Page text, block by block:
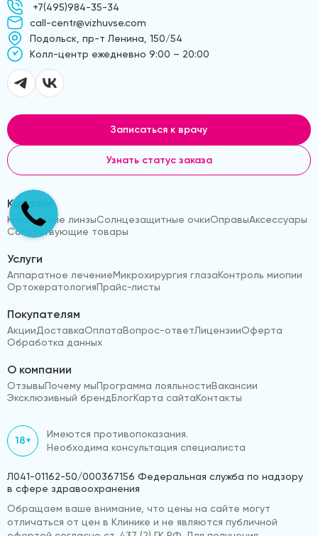
+7(495)984-35-34
call-centr@vizhuvse.com
Подольск, пр-т Ленина, 150/54
Kолл-центр ежедневно 9:00 – 20:00
Записаться к врачу
Узнать статус заказа
Каталог
Контактные линзыСолнцезащитные очкиОправыАксессуары
Сопутствующие товары
Услуги
Аппаратное лечениеМикрохирургия глазаКонтроль миопии
ОртокератологияПрайс-листы
Покупателям
АкцииДоставкаОплатаВопрос-ответЛицензииОферта
Обработка данных
О компании
ОтзывыПочему мыПрограмма лояльностиВакансии
Эксклюзивный брендБлогКарта сайтаКонтакты
18+
Имеются противопоказания.
Необходима консультация специалиста
Л041-01162-50/000367156 Федеральная служба по надзору
в сфере здравоохранения
Обращаем ваше внимание, что цены на сайте могут
отличаться от цен в Клинике и не являются публичной